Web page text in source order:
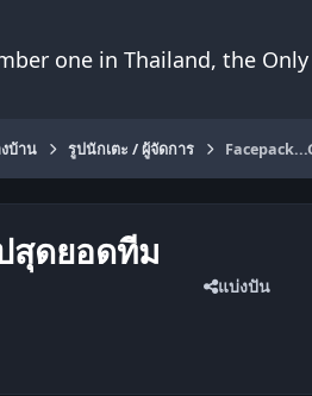
one in Thailand, the
บ้าน รูปนักเตะ / ผู้จัดการ
สุดยอดทีม
แบ่งปัน